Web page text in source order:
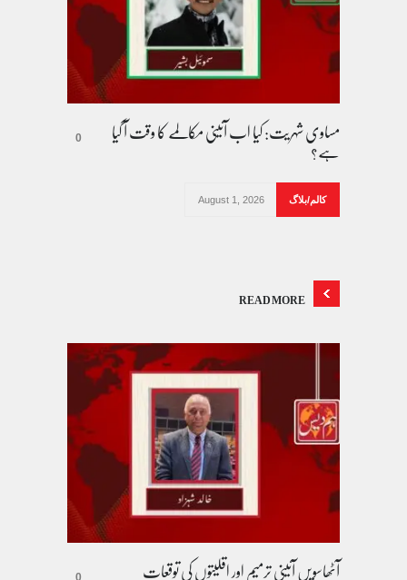
گیا ہے؟
کالم/بلاگ August 1, 2026
مساوی شہریت: کیا اب آئینی مکالمے کا وقت آ گیا
ہے؟ 0
کالم/بلاگ August 1, 2026
READ MORE
آٹھاسویں آئینی ترمیم اور اقلیتوں کی توقعات 0